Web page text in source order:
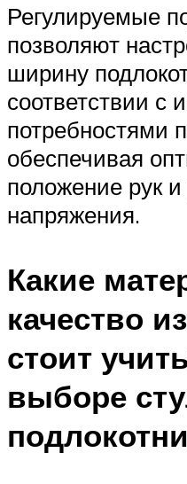
Регулируемые
позволяют
ширину
соответствии с
потребностями
обеспечивая
положение рук
напряжения.
Какие
качество
стоит
выборе